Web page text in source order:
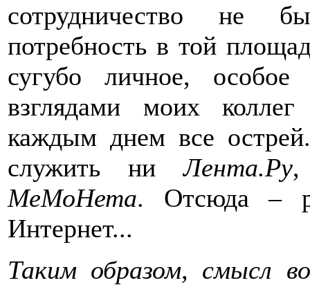
сотрудничество не
потребность в той
сугубо личное,
взглядами моих
каждым днем все
служить ниЛента.Ру
МеМоНета. Отсюда –
Интернет...
Таким образом, смысл